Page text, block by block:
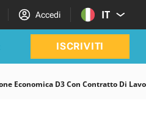
Accedi IT
ISCRIVITI
Economica D3 Con Contratto Di